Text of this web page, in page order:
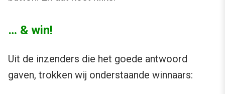
… & win!
Uit de inzenders die het goede antwoord
gaven, trokken wij onderstaande winnaars: